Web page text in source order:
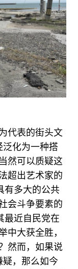
代表的街头文
泛化为一种搭
然可以质疑这
超出艺术家的
有多大的公共
会斗争要素的
最近自民党在
中大获全胜，
然而，如果说
，那么如今